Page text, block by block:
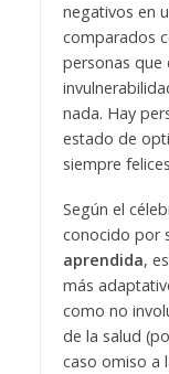
negativos en
comparados
personas que
nada. Hay
estado de
siempre
Según el
conocido por
aprendida,
más
como no
de la salud
caso omiso a